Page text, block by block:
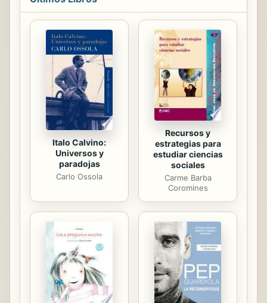
bien avenidos pero rotos en su
intimidad, parejas que buscan leyes
insólitas de convivencia para superar
el tedio, mujeres mayores que solo
saben amar a distancia y jóvenes que
descubren el sexo entre las ruinas
de las casas de Londres,
bombardeadas durante la Segunda
Guerra Mundial... ...
Italo Calvino:
Universos y
paradojas
Carlo Ossola
Recursos y
estrategias para
estudiar ciencias
sociales
Carme Barba
Coromines